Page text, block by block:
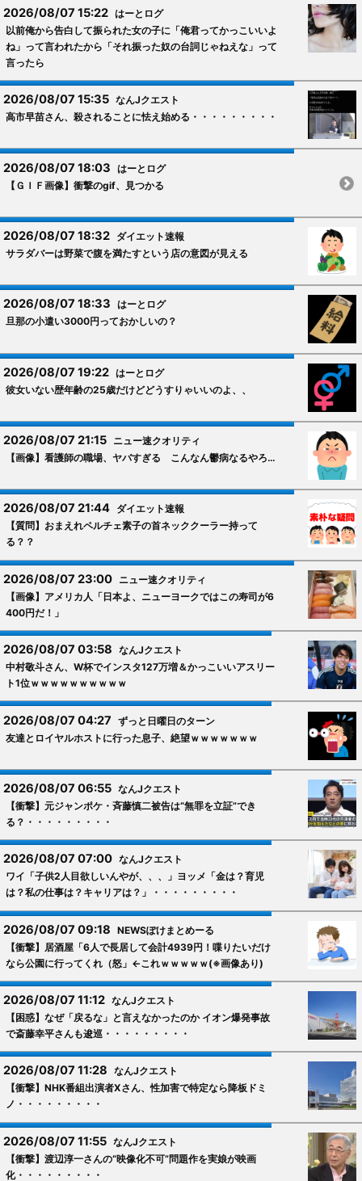
2026/08/07 15:22はーとログ
以前俺から告白して振られた女の子に「俺君ってかっこいいよ
ね」って言われたから「それ振った奴の台詞じゃねえな」って
言ったら
2026/08/07 15:35なんJクエスト
高市早苗さん、殺されることに怯え始める・・・・・・・・・
2026/08/07 18:03はーとログ
【ＧＩＦ画像】衝撃のgif、見つかる
2026/08/07 18:32ダイエット速報
サラダバーは野菜で腹を満たすという店の意図が見える
2026/08/07 18:33はーとログ
旦那の小遣い3000円っておかしいの？
2026/08/07 19:22はーとログ
彼女いない歴年齢の25歳だけどどうすりゃいいのよ、、
2026/08/07 21:15ニュー速クオリティ
【画像】看護師の職場、ヤバすぎる こんなん鬱病なるやろ…
2026/08/07 21:44ダイエット速報
【質問】おまえれペルチェ素子の首ネッククーラー持って
る？？
2026/08/07 23:00ニュー速クオリティ
【画像】アメリカ人「日本よ、ニューヨークではこの寿司が6
400円だ！」
2026/08/07 03:58なんJクエスト
中村敬斗さん、W杯でインスタ127万増＆かっこいいアスリー
ト1位ｗｗｗｗｗｗｗｗｗｗ
2026/08/07 04:27ずっと日曜日のターン
友達とロイヤルホストに行った息子、絶望ｗｗｗｗｗｗｗ
2026/08/07 06:55なんJクエスト
【衝撃】元ジャンポケ・斉藤慎二被告は“無罪を立証”でき
る？・・・・・・・・・
2026/08/07 07:00なんJクエスト
ワイ「子供2人目欲しいんやが、、、」ヨッメ「金は？育児
は？私の仕事は？キャリアは？」・・・・・・・・・
2026/08/07 09:18NEWSぽけまとめーる
【衝撃】居酒屋「6人で長居して会計4939円！喋りたいだけ
なら公園に行ってくれ（怒」←これｗｗｗｗｗ(※画像あり)
2026/08/07 11:12なんJクエスト
【困惑】なぜ「戻るな」と言えなかったのか イオン爆発事故
で斎藤幸平さんも逡巡・・・・・・・・・
2026/08/07 11:28なんJクエスト
【衝撃】NHK番組出演者Xさん、性加害で特定なら降板ドミ
ノ・・・・・・・・・
2026/08/07 11:55なんJクエスト
【衝撃】渡辺淳一さんの“映像化不可”問題作を実娘が映画
化・・・・・・・・・